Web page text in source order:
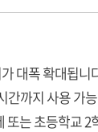
대폭 확대됩니
간까지 사용 가
또는 초등학교 2